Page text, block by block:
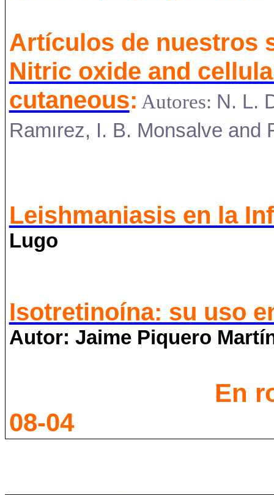
Artículos de nuestros
Nitric oxide and
cutaneous: Autores: N. L.
Ramırez, I. B. Monsalve and
Leishmaniasis en la
Lugo
Isotretinoína: su uso
Autor: Jaime Piquero
En rojo las
08-04